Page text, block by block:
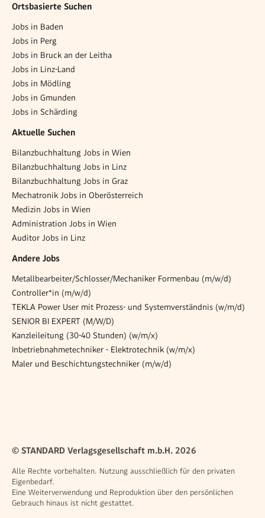
Ortsbasierte Suchen
Jobs in Baden
Jobs in Perg
Jobs in Bruck an der Leitha
Jobs in Linz-Land
Jobs in Mödling
Jobs in Gmunden
Jobs in Schärding
Aktuelle Suchen
Bilanzbuchhaltung Jobs in Wien
Bilanzbuchhaltung Jobs in Linz
Bilanzbuchhaltung Jobs in Graz
Mechatronik Jobs in Oberösterreich
Medizin Jobs in Wien
Administration Jobs in Wien
Auditor Jobs in Linz
Andere Jobs
Metallbearbeiter/Schlosser/Mechaniker Formenbau (m/w/d)
Controller*in (m/w/d)
TEKLA Power User mit Prozess- und Systemverständnis (w/m/d)
SENIOR BI EXPERT (M/W/D)
Kanzleileitung (30-40 Stunden) (w/m/x)
Inbetriebnahmetechniker - Elektrotechnik (w/m/x)
Maler und Beschichtungstechniker (m/w/d)
© STANDARD Verlagsgesellschaft m.b.H. 2026
Alle Rechte vorbehalten. Nutzung ausschließlich für den privaten
Eigenbedarf.
Eine Weiterverwendung und Reproduktion über den persönlichen
Gebrauch hinaus ist nicht gestattet.